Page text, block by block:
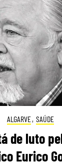
ALGARVE, SAÚDE
de luto
Eurico